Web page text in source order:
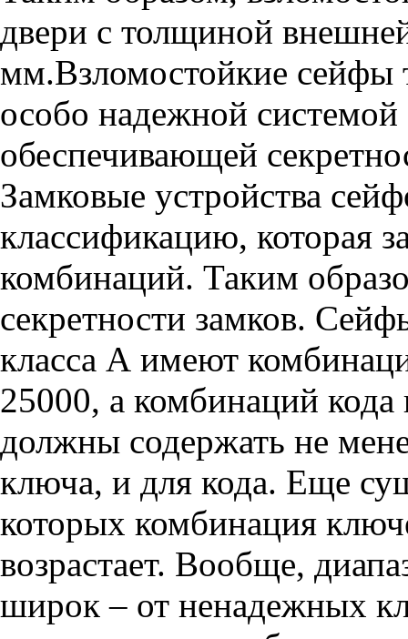
двери с толщиной
мм.Взломостойкие
особо надежной
обеспечивающей
Замковые устройства
классификацию, которая
комбинаций. Таким
секретности замков.
класса А имеют
25000, а комбинаций
должны содержать не
ключа, и для кода. Еще
которых комбинация
возрастает. Вообще,
широк – от ненадежных